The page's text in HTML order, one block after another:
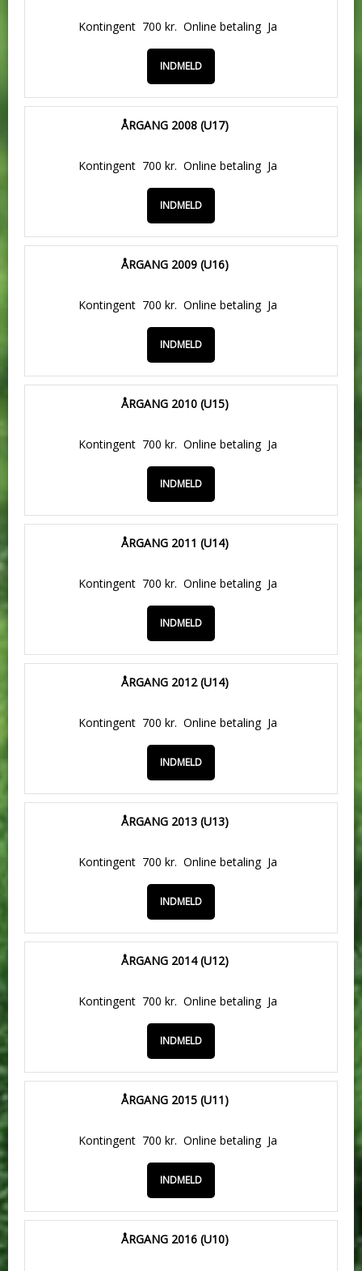
Kontingent 700 kr. Online betaling Ja
INDMELD
ÅRGANG 2008 (U17)
Kontingent 700 kr. Online betaling Ja
INDMELD
ÅRGANG 2009 (U16)
Kontingent 700 kr. Online betaling Ja
INDMELD
ÅRGANG 2010 (U15)
Kontingent 700 kr. Online betaling Ja
INDMELD
ÅRGANG 2011 (U14)
Kontingent 700 kr. Online betaling Ja
INDMELD
ÅRGANG 2012 (U14)
Kontingent 700 kr. Online betaling Ja
INDMELD
ÅRGANG 2013 (U13)
Kontingent 700 kr. Online betaling Ja
INDMELD
ÅRGANG 2014 (U12)
Kontingent 700 kr. Online betaling Ja
INDMELD
ÅRGANG 2015 (U11)
Kontingent 700 kr. Online betaling Ja
INDMELD
ÅRGANG 2016 (U10)